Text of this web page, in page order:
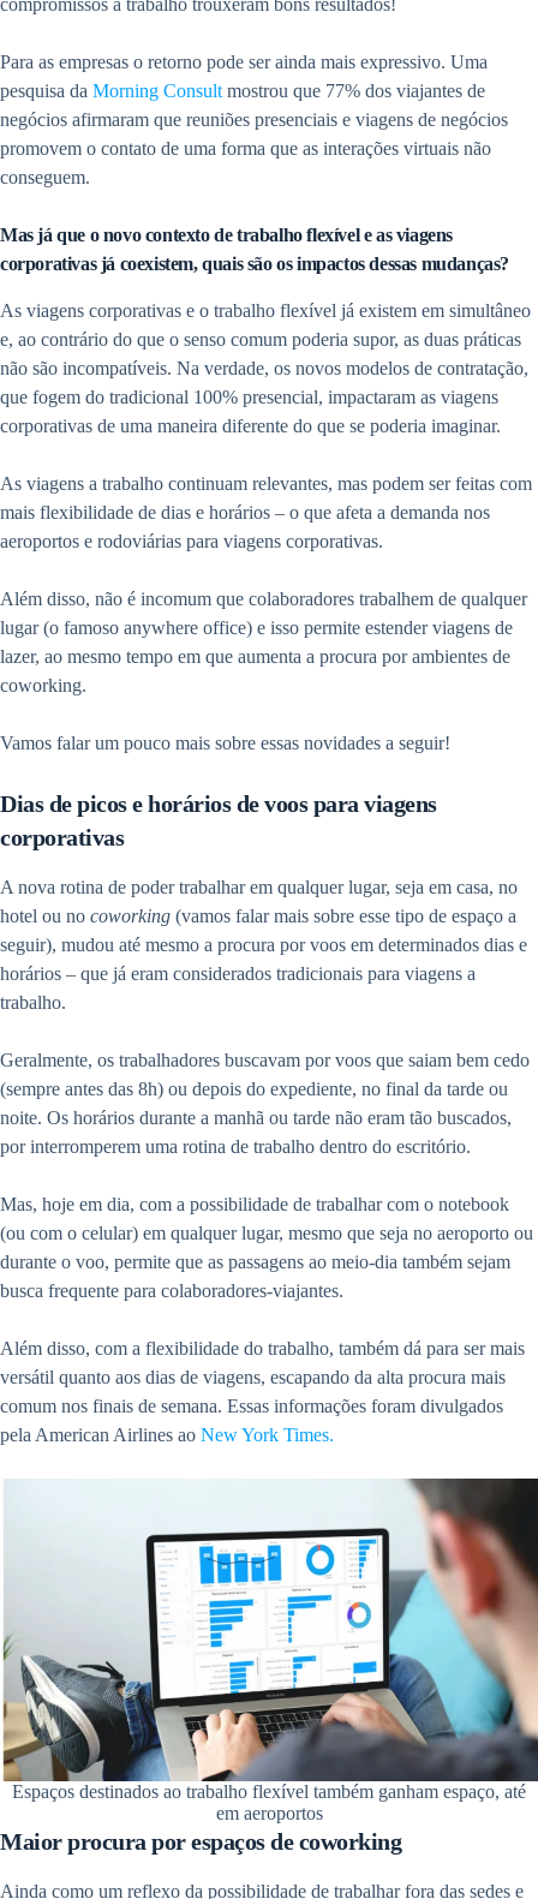
compromissos a trabalho trouxeram bons resultados!
Para as empresas o retorno pode ser ainda mais expressivo. Uma
pesquisa da Morning Consult mostrou que 77% dos viajantes de
negócios afirmaram que reuniões presenciais e viagens de negócios
promovem o contato de uma forma que as interações virtuais não
conseguem.
Mas já que o novo contexto de trabalho flexível e as viagens
corporativas já coexistem, quais são os impactos dessas mudanças?
As viagens corporativas e o trabalho flexível já existem em simultâneo
e, ao contrário do que o senso comum poderia supor, as duas práticas
não são incompatíveis. Na verdade, os novos modelos de contratação,
que fogem do tradicional 100% presencial, impactaram as viagens
corporativas de uma maneira diferente do que se poderia imaginar.
As viagens a trabalho continuam relevantes, mas podem ser feitas com
mais flexibilidade de dias e horários – o que afeta a demanda nos
aeroportos e rodoviárias para viagens corporativas.
Além disso, não é incomum que colaboradores trabalhem de qualquer
lugar (o famoso anywhere office) e isso permite estender viagens de
lazer, ao mesmo tempo em que aumenta a procura por ambientes de
coworking.
Vamos falar um pouco mais sobre essas novidades a seguir!
Dias de picos e horários de voos para viagens
corporativas
A nova rotina de poder trabalhar em qualquer lugar, seja em casa, no
hotel ou no coworking (vamos falar mais sobre esse tipo de espaço a
seguir), mudou até mesmo a procura por voos em determinados dias e
horários – que já eram considerados tradicionais para viagens a
trabalho.
Geralmente, os trabalhadores buscavam por voos que saiam bem cedo
(sempre antes das 8h) ou depois do expediente, no final da tarde ou
noite. Os horários durante a manhã ou tarde não eram tão buscados,
por interromperem uma rotina de trabalho dentro do escritório.
Mas, hoje em dia, com a possibilidade de trabalhar com o notebook
(ou com o celular) em qualquer lugar, mesmo que seja no aeroporto ou
durante o voo, permite que as passagens ao meio-dia também sejam
busca frequente para colaboradores-viajantes.
Além disso, com a flexibilidade do trabalho, também dá para ser mais
versátil quanto aos dias de viagens, escapando da alta procura mais
comum nos finais de semana. Essas informações foram divulgados
pela American Airlines ao New York Times.
Espaços destinados ao trabalho flexível também ganham espaço, até
em aeroportos
Maior procura por espaços de coworking
Ainda como um reflexo da possibilidade de trabalhar fora das sedes e